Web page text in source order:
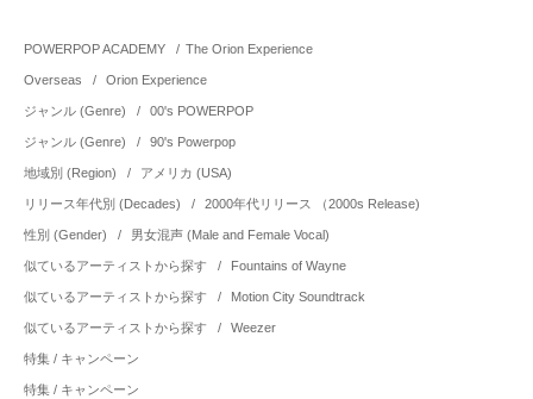
POWERPOP ACADEMY / The Orion Experience
Overseas / Orion Experience
ジャンル (Genre) / 00's POWERPOP
ジャンル (Genre) / 90's Powerpop
地域別 (Region) / アメリカ (USA)
リリース年代別 (Decades) / 2000年代リリース （2000s Release)
性別 (Gender) / 男女混声 (Male and Female Vocal)
似ているアーティストから探す / Fountains of Wayne
似ているアーティストから探す / Motion City Soundtrack
似ているアーティストから探す / Weezer
特集 / キャンペーン
特集 / キャンペーン